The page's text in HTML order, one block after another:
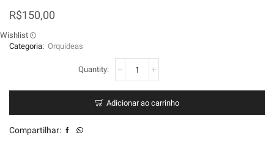
R$150,00
Wishlist
Categoria: Orquídeas
Adicionar ao carrinho
Compartilhar: